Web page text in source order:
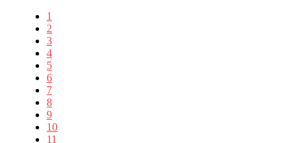
1
2
3
4
5
6
7
8
9
10
11